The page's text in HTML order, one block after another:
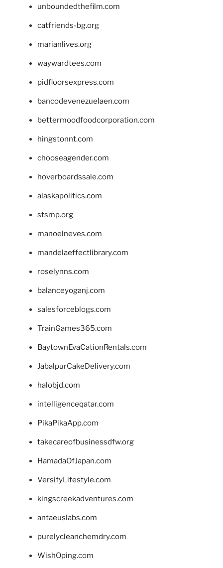
unboundedthefilm.com
catfriends-bg.org
marianlives.org
waywardtees.com
pidfloorsexpress.com
bancodevenezuelaen.com
bettermoodfoodcorporation.com
hingstonnt.com
chooseagender.com
hoverboardssale.com
alaskapolitics.com
stsmp.org
manoelneves.com
mandelaeffectlibrary.com
roselynns.com
balanceyoganj.com
salesforceblogs.com
TrainGames365.com
BaytownEvaCationRentals.com
JabalpurCakeDelivery.com
halobjd.com
intelligenceqatar.com
PikaPikaApp.com
takecareofbusinessdfw.org
HamadaOfJapan.com
VersifyLifestyle.com
kingscreekadventures.com
antaeuslabs.com
purelycleanchemdry.com
WishOping.com